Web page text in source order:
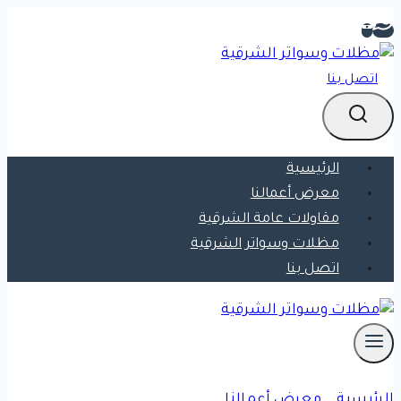
إلى
اتصل بنا
الرئيسية
معرض أعمالنا
مقاولات عامة الشرقية
مظلات وسواتر الشرقية
اتصل بنا